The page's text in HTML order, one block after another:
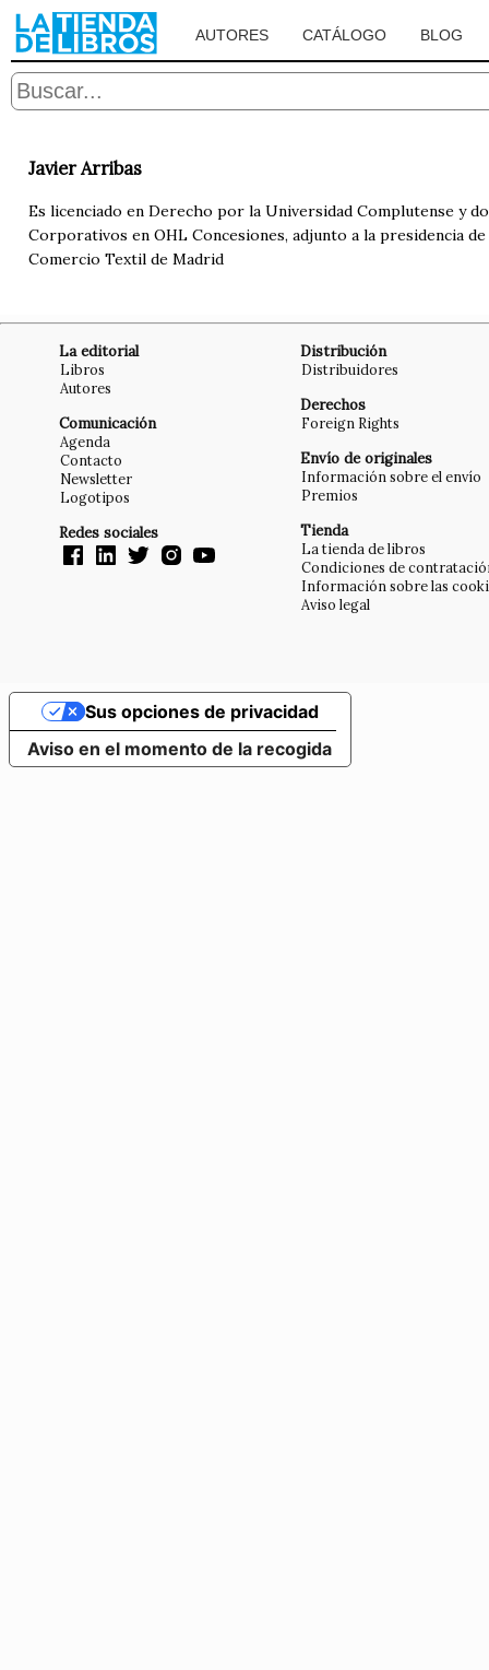
AUTORES CATÁLOGO BLOG
Javier Arribas
Es licenciado en Derecho por la Universidad Complutense y
Corporativos en OHL Concesiones, adjunto a la presidencia
Comercio Textil de Madrid
La editorial
Libros
Autores
Comunicación
Agenda
Contacto
Newsletter
Logotipos
Redes sociales
Distribución
Distribuidores
Derechos
Foreign Rights
Envío de originales
Información sobre el envío
Premios
Tienda
La tienda de libros
Condiciones de
Información sobre las
Aviso legal
Aviso en el momento de la recogida
Sus opciones de privacidad